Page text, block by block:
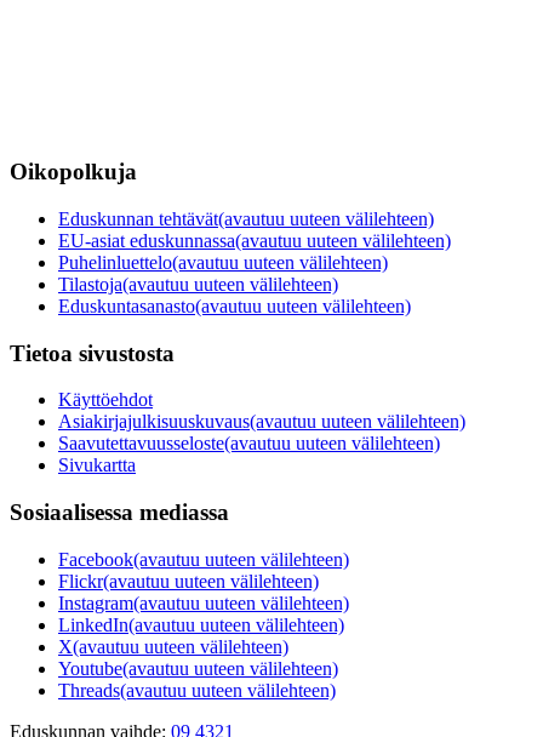
Oikopolkuja
Eduskunnan tehtävät(avautuu uuteen välilehteen)
EU-asiat eduskunnassa(avautuu uuteen välilehteen)
Puhelinluettelo(avautuu uuteen välilehteen)
Tilastoja(avautuu uuteen välilehteen)
Eduskuntasanasto(avautuu uuteen välilehteen)
Tietoa sivustosta
Käyttöehdot
Asiakirjajulkisuuskuvaus(avautuu uuteen välilehteen)
Saavutettavuusseloste(avautuu uuteen välilehteen)
Sivukartta
Sosiaalisessa mediassa
Facebook(avautuu uuteen välilehteen)
Flickr(avautuu uuteen välilehteen)
Instagram(avautuu uuteen välilehteen)
LinkedIn(avautuu uuteen välilehteen)
X(avautuu uuteen välilehteen)
Youtube(avautuu uuteen välilehteen)
Threads(avautuu uuteen välilehteen)
Eduskunnan vaihde: 09 4321